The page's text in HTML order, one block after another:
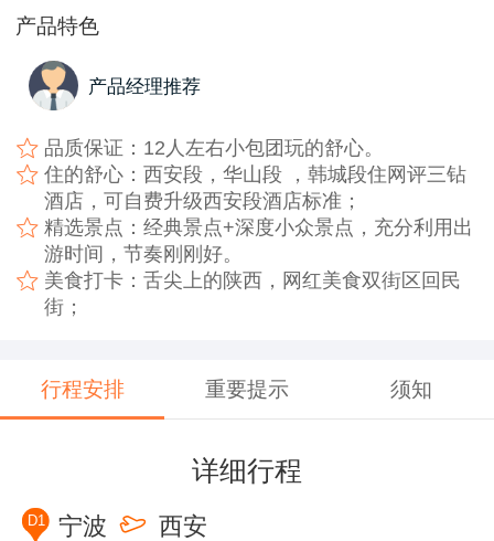
产品特色
产品经理推荐
品质保证：12人左右小包团玩的舒心。
住的舒心：西安段，华山段 ，韩城段住网评三钻
酒店，可自费升级西安段酒店标准；
精选景点：经典景点+深度小众景点，充分利用出
游时间，节奏刚刚好。
美食打卡：舌尖上的陕西，网红美食双街区回民
街；
行程安排 重要提示 须知
详细行程
D1 宁波 西安